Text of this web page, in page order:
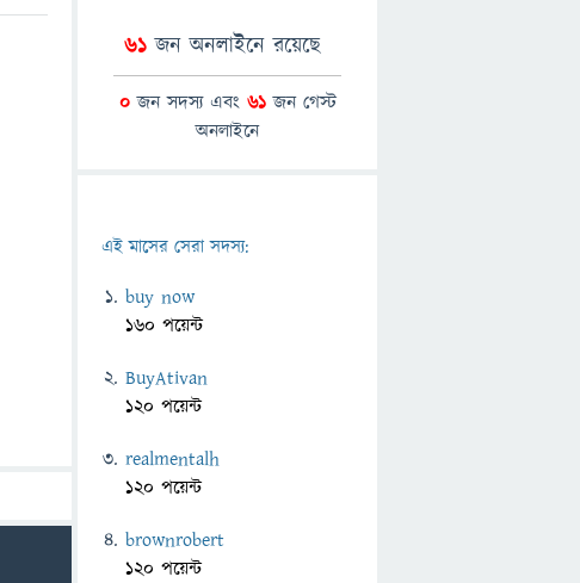
61 জন অনলাইনে রয়েছে
0জন সদস্য এবং 61জন গেস্ট
অনলাইনে
এই মাসের সেরা সদস্য:
buy now
160 পয়েন্ট
BuyAtivan
120 পয়েন্ট
realmentalh
120 পয়েন্ট
brownrobert
120 পয়েন্ট